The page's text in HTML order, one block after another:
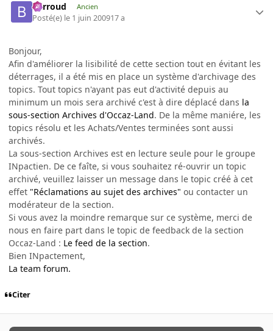
Barroud Ancien
Posté(e) le 1 juin 200917 a
Bonjour,
Afin d'améliorer la lisibilité de cette section tout en évitant les
déterrages, il a été mis en place un système d'archivage des
topics. Tout topics n'ayant pas eut d'activité depuis au
minimum un mois sera archivé c'est à dire déplacé dans la
sous-section Archives d'Occaz-Land. De la même maniére, les
topics résolu et les Achats/Ventes terminées sont aussi
archivés.
La sous-section Archives est en lecture seule pour le groupe
INpactien. De ce faîte, si vous souhaitez ré-ouvrir un topic
archivé, veuillez laisser un message dans le topic créé à cet
effet "Réclamations au sujet des archives" ou contacter un
modérateur de la section.
Si vous avez la moindre remarque sur ce système, merci de
nous en faire part dans le topic de feedback de la section
Occaz-Land : Le feed de la section.
Bien INpactement,
La team forum.
Citer